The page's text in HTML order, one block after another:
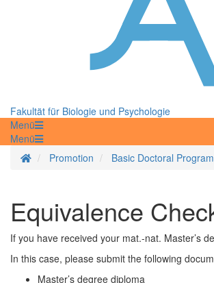
Fakultät für Biologie und Psychologie
Menü
Menü
StartseitePromotion Basic Doctoral
Equivalence
If you have received your mat.-nat. Master’s
In this case, please submit the following
Master’s degree diploma